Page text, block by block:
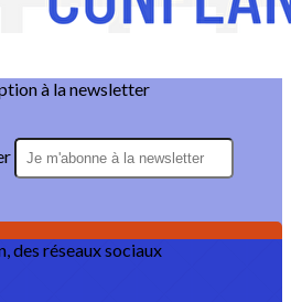
à la newsletter
des réseaux sociaux